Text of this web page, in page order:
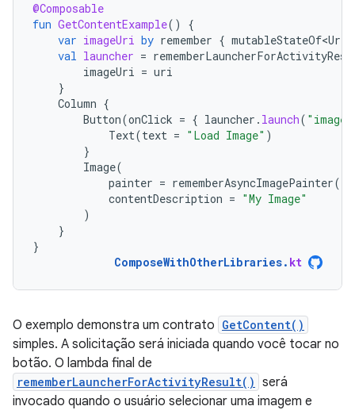
@Composable
fun GetContentExample()
{
var imageUri by remember {
val launcher =
imageUri = uri
}
Column {
Button(onClick = { launcher . launch(
Text(text = "Load Image" )
}
Image(
painter = rememberAsyncImagePainter(
contentDescription = "My Image"
)
}
}
ComposeWithOtherLibraries. kt
O exemplo demonstra um contrato GetContent()
simples. A solicitação será iniciada quando você tocar no
botão. O lambda final de
rememberLauncherForActivityResult() será
invocado quando o usuário selecionar uma imagem e